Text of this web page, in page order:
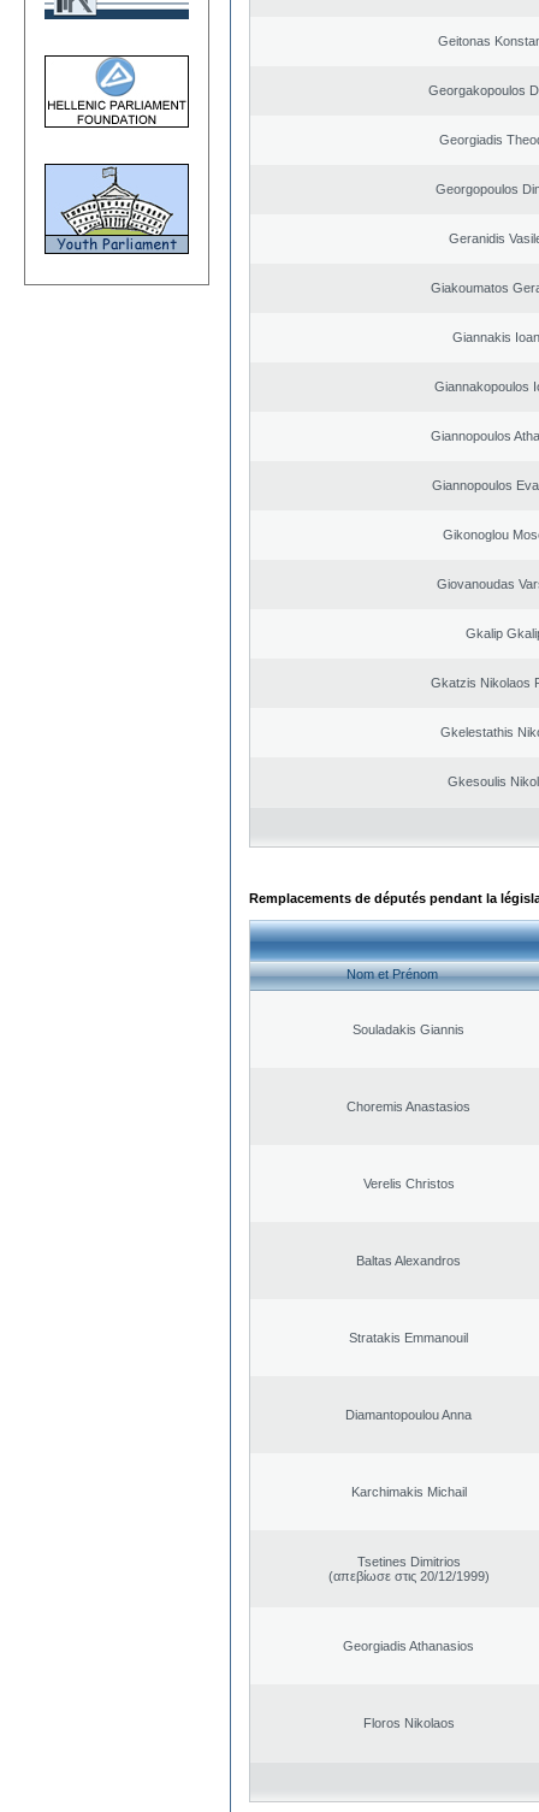
Geitonas
Georgakopoulos
Georgiadis
Georgopoulos
Geranidis
Giakoumatos
Giannakis
Giannakopoulos
Giannopoulos
Giannopoulos
Gikonoglou
Giovanoudas
Gkalip
Gkatzis Nikolaos
Gkelestathis
Gkesoulis
Remplacements de députés pendant la
Nom et Prénom
Souladakis Giannis
Choremis Anastasios
Verelis Christos
Baltas Alexandros
Stratakis Emmanouil
Diamantopoulou Anna
Karchimakis Michail
Tsetines Dimitrios
(απεβίωσε στις 20/12/1999)
Georgiadis Athanasios
Floros Nikolaos